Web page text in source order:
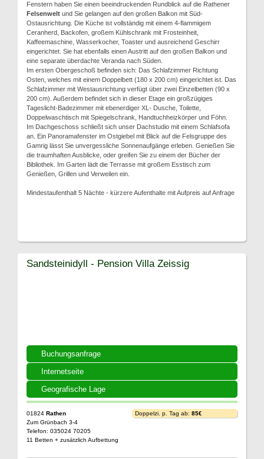
Fenstern haben Sie einen beeindruckenden Rundblick auf die Rathener
Felsenwelt und Sie gelangen auf den großen Balkon mit Süd-
Ostausrichtung. Die Küche ist vollständig mit einem 4-flammigem
Ceranherd, Backofen, großem Kühlschrank mit Frosteinheit,
Kaffeemaschine, Wasserkocher, Toaster und ausreichend Geschirr
eingerichtet. Sie hat ebenfalls einen Austritt auf den großen Balkon und
eine separate überdachte Veranda nach Süden.
Im ersten Obergeschoß befinden sich: Das Schlafzimmer Richtung
Osten, welches mit einem Doppelbett (180 x 200 cm) eingerichtet ist. Das
Schlafzimmer mit Westausrichtung verfügt über zwei Einzelbetten (90 x
200 cm). Außerdem befindet sich in dieser Etage ein großzügiges
Tageslicht-Badezimmer mit ebenerdiger XL- Dusche, Toilette,
Doppelwaschtisch mit Spiegelschrank, Handtuchheizkörper und Föhn.
Im Dachgeschoss schließt sich unser Dachstudio mit einem Schlafsofa
an. Ein Panoramafenster im Ostgiebel mit Blick auf die Felsgruppe des
Gamrig lässt Sie unvergessliche Sonnenaufgänge erleben. Genießen Sie
die traumhaften Ausblicke, oder greifen Sie zu einem der Bücher der
Bibliothek. Im Garten lädt die Terrasse mit großem Esstisch zum
Genießen, Grillen und Verweilen ein.
Mindestaufenthalt 5 Nächte - kürzere Aufenthalte mit Aufpreis auf Anfrage
Buchungsanfrage
Internetseite
Geografische Lage
Sandsteinidyll - Pension Villa Zeissig
01824 Rathen
Zum Grünbach 3-4
Telefon: 035024 70205
11 Betten + zusätzlich Aufbettung
Doppelzi. p. Tag ab: 85€